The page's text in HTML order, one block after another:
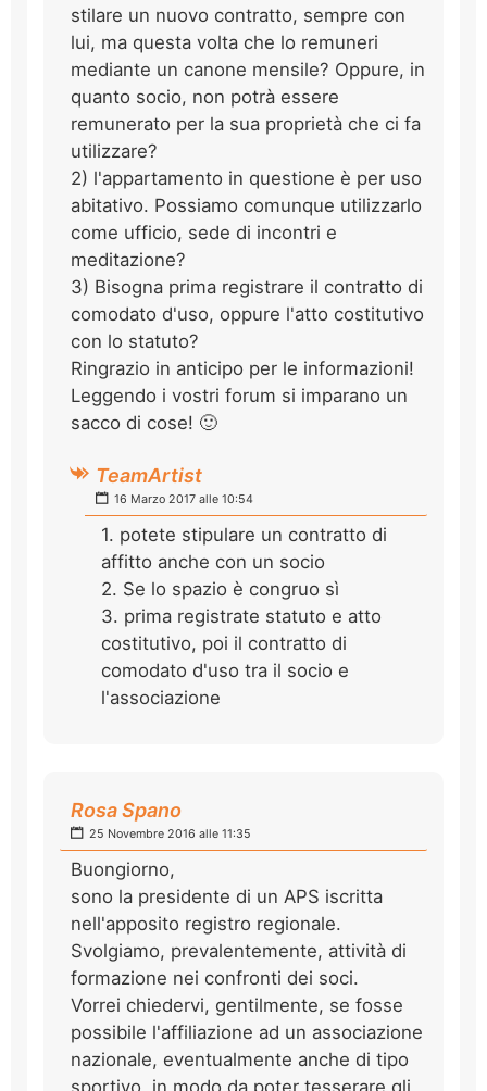
stilare un nuovo contratto, sempre con
lui, ma questa volta che lo remuneri
mediante un canone mensile? Oppure, in
quanto socio, non potrà essere
remunerato per la sua proprietà che ci fa
utilizzare?
2) l'appartamento in questione è per uso
abitativo. Possiamo comunque utilizzarlo
come ufficio, sede di incontri e
meditazione?
3) Bisogna prima registrare il contratto di
comodato d'uso, oppure l'atto costitutivo
con lo statuto?
Ringrazio in anticipo per le informazioni!
Leggendo i vostri forum si imparano un
sacco di cose! 🙂
TeamArtist
16 Marzo 2017 alle 10:54
1. potete stipulare un contratto di
affitto anche con un socio
2. Se lo spazio è congruo sì
3. prima registrate statuto e atto
costitutivo, poi il contratto di
comodato d'uso tra il socio e
l'associazione
Rosa Spano
25 Novembre 2016 alle 11:35
Buongiorno,
sono la presidente di un APS iscritta
nell'apposito registro regionale.
Svolgiamo, prevalentemente, attività di
formazione nei confronti dei soci.
Vorrei chiedervi, gentilmente, se fosse
possibile l'affiliazione ad un associazione
nazionale, eventualmente anche di tipo
sportivo, in modo da poter tesserare gli